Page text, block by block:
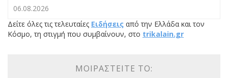
06.08.2026
Δείτε όλες τις τελευταίες Ειδήσεις από την Ελλάδα και τον
Κόσμο, τη στιγμή που συμβαίνουν, στο trikalain.gr
ΜΟΙΡΑΣΤΕΊΤΕ ΤΟ: